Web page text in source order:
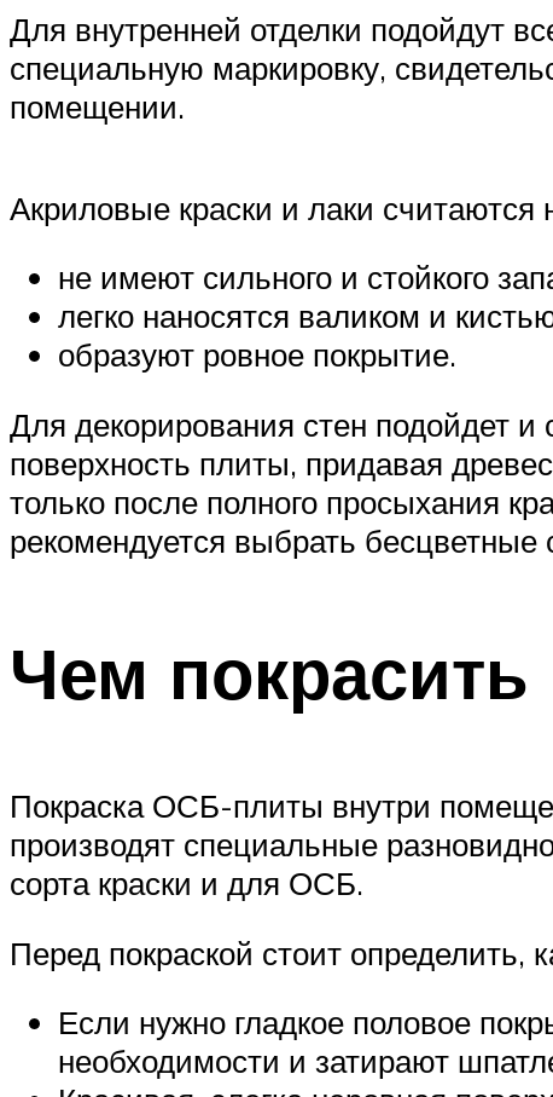
Для внутренней отделки подойдут
специальную маркировку,
помещении.
Акриловые краски и лаки
не имеют сильного и стойкого
легко наносятся валиком и
образуют ровное покрытие.
Для декорирования стен подойдет
поверхность плиты, придавая
только после полного просыхания
рекомендуется выбрать бесцветные
Чем
Покраска ОСБ-плиты внутри
производят специальные
сорта краски и для ОСБ.
Перед покраской стоит определить,
Если нужно гладкое половое
необходимости и затирают